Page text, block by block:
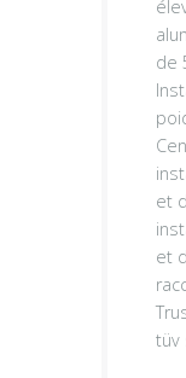
de
et
et
tüv